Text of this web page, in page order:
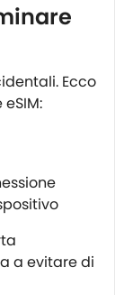
Ecco
a evitare di